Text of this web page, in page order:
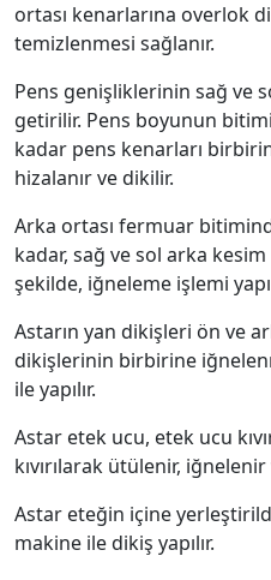
ortası kenarlarına overlok
temizlenmesi sağlanır.
Pens genişliklerinin sağ ve
getirilir. Pens boyunun
kadar pens kenarları
hizalanır ve dikilir.
Arka ortası fermuar
kadar, sağ ve sol arka
şekilde, iğneleme işlemi
Astarın yan dikişleri ön ve
dikişlerinin birbirine
ile yapılır.
Astar etek ucu, etek ucu
kıvırılarak ütülenir,
Astar eteğin içine
makine ile dikiş yapılır.